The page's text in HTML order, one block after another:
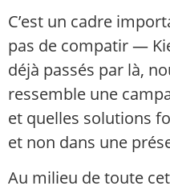
C’est un cadre
pas de compatir —
déjà passés par là,
ressemble une
et quelles solutions
et non dans une
Au milieu de toute